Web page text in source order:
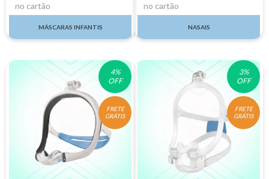
no cartão
MÁSCARAS INFANTIS
no cartão
NASAIS
4%
OFF
FRETE
GRÁTIS
3%
OFF
FRETE
GRÁTIS